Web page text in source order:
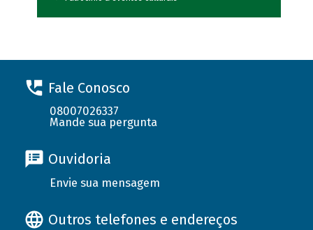
Fale Conosco
08007026337
Mande sua pergunta
Ouvidoria
Envie sua mensagem
Outros telefones e endereços